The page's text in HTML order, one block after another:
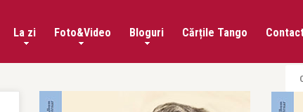
La zi Foto&Video Bloguri Cărțile Tango